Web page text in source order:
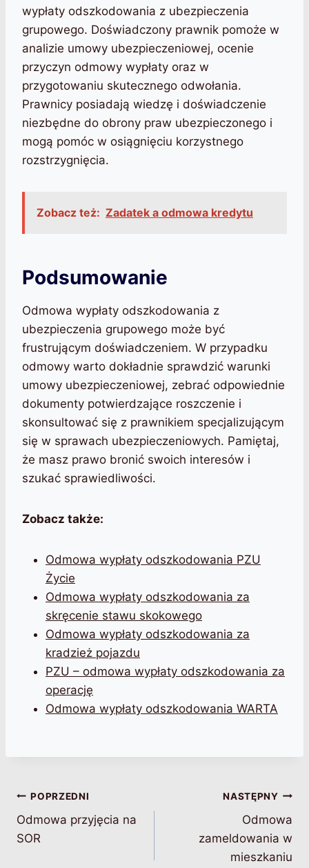
wypłaty odszkodowania z ubezpieczenia
grupowego. Doświadczony prawnik pomoże w
analizie umowy ubezpieczeniowej, ocenie
przyczyn odmowy wypłaty oraz w
przygotowaniu skutecznego odwołania.
Prawnicy posiadają wiedzę i doświadczenie
niezbędne do obrony praw ubezpieczonego i
mogą pomóc w osiągnięciu korzystnego
rozstrzygnięcia.
Zobacz też: Zadatek a odmowa kredytu
Podsumowanie
Odmowa wypłaty odszkodowania z
ubezpieczenia grupowego może być
frustrującym doświadczeniem. W przypadku
odmowy warto dokładnie sprawdzić warunki
umowy ubezpieczeniowej, zebrać odpowiednie
dokumenty potwierdzające roszczenie i
skonsultować się z prawnikiem specjalizującym
się w sprawach ubezpieczeniowych. Pamiętaj,
że masz prawo bronić swoich interesów i
szukać sprawiedliwości.
Zobacz także:
Odmowa wypłaty odszkodowania PZU
Życie
Odmowa wypłaty odszkodowania za
skręcenie stawu skokowego
Odmowa wypłaty odszkodowania za
kradzież pojazdu
PZU – odmowa wypłaty odszkodowania za
operację
Odmowa wypłaty odszkodowania WARTA
Nawigacja
wpisu
POPRZEDNI
Odmowa przyjęcia na
SOR
NASTĘPNY
Odmowa
zameldowania w
mieszkaniu